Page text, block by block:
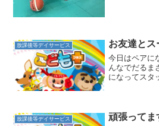
放課後等デイサービス お友達と
今日はペアに
んなでだるま
になってスタ
んだの後はマ
放課後等デイサービス 頑張ってま